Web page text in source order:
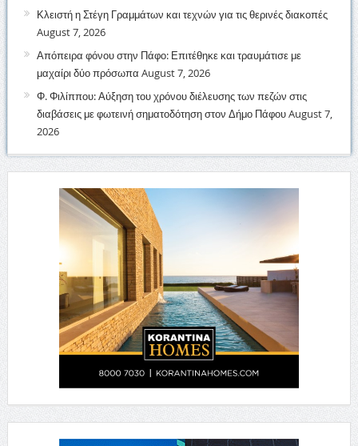
Κλειστή η Στέγη Γραμμάτων και τεχνών για τις θερινές διακοπές
August 7, 2026
Απόπειρα φόνου στην Πάφο: Επιτέθηκε και τραυμάτισε με
μαχαίρι δύο πρόσωπα August 7, 2026
Φ. Φιλίππου: Αύξηση του χρόνου διέλευσης των πεζών στις
διαβάσεις με φωτεινή σηματοδότηση στον Δήμο ΠάφουAugust 7,
2026